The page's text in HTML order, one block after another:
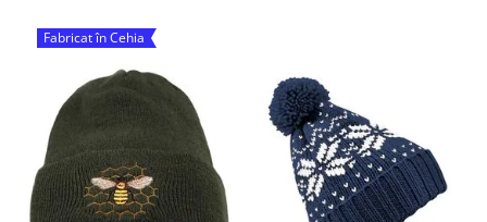
Fabricat în Cehia